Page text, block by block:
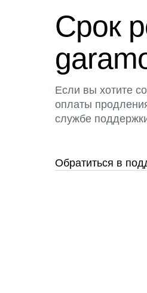
Срок
Если вы хотите
оплаты
службе
Обратиться в